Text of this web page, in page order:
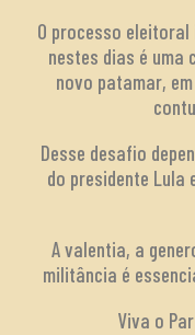
O processo
nestes dias é uma
novo patamar,
Desse desafio
do presidente Lula
A valentia, a
militância é
Viva o